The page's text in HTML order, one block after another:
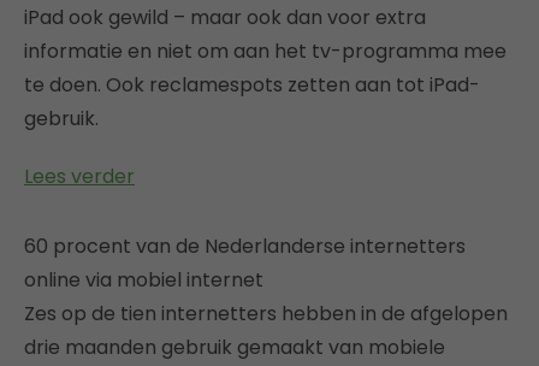
iPad ook gewild – maar ook dan voor extra
informatie en niet om aan het tv-programma mee
te doen. Ook reclamespots zetten aan tot iPad-
gebruik.
Lees verder
60 procent van de Nederlanderse internetters
online via mobiel internet
Zes op de tien internetters hebben in de afgelopen
drie maanden gebruik gemaakt van mobiele